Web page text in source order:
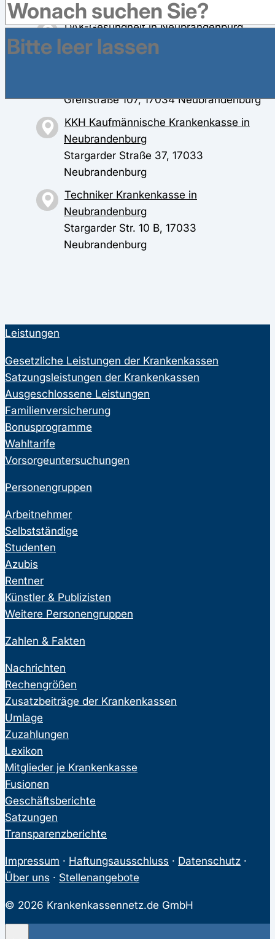
DAK-Gesundheit in Neubrandenburg
Treptower Str. 9, 17033 Neubrandenburg
Greifstraße 107, 17034 Neubrandenburg
KKH Kaufmännische Krankenkasse in
Neubrandenburg
Stargarder Straße 37, 17033
Neubrandenburg
Techniker Krankenkasse in
Neubrandenburg
Stargarder Str. 10 B, 17033
Neubrandenburg
Leistungen
Gesetzliche Leistungen der Krankenkassen
Satzungsleistungen der Krankenkassen
Ausgeschlossene Leistungen
Familienversicherung
Bonusprogramme
Wahltarife
Vorsorgeuntersuchungen
Personengruppen
Arbeitnehmer
Selbstständige
Studenten
Azubis
Rentner
Künstler & Publizisten
Weitere Personengruppen
Zahlen & Fakten
Nachrichten
Rechengrößen
Zusatzbeiträge der Krankenkassen
Umlage
Zuzahlungen
Lexikon
Mitglieder je Krankenkasse
Fusionen
Geschäftsberichte
Satzungen
Transparenzberichte
Impressum · Haftungsausschluss · Datenschutz ·
Über uns · Stellenangebote
© 2026 Krankenkassennetz.de GmbH